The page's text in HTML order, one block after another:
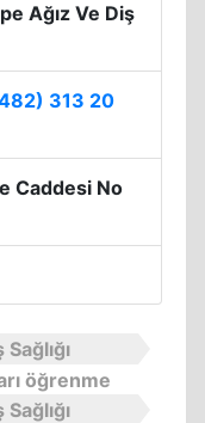
Ağız Ve Diş
313 20
Caddesi No
öğrenme